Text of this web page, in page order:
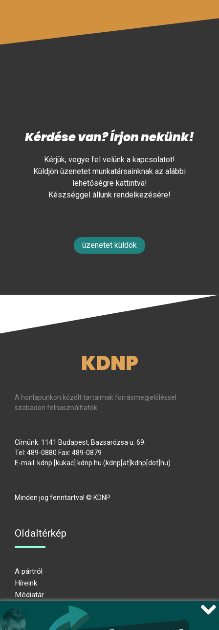
Kérdése van? Írjon nekünk!
Kérjük, vegye fel velünk a kapcsolatot!
Küldjön üzenetet munkatársainknak az alábbi
lehetőségre kattintva!
Készséggel állunk rendelkezésére!
üzenetet küldök
KDNP
A honlapunkon közölt tartalmak forrásmegjelöléssel
szabadon felhasználhatók.
Címünk: 1141 Budapest, Bazsarózsa u. 69.
Tel: 489-0880 Fax: 489-0879
E-mail: kdnp [kukac] kdnp.hu (kdnp[at]kdnp[dot]hu)
Minden jog fenntartva! © KDNP
Oldaltérkép
A pártról
Híreink
Médiatár
Adatkezelési nyilatkozat